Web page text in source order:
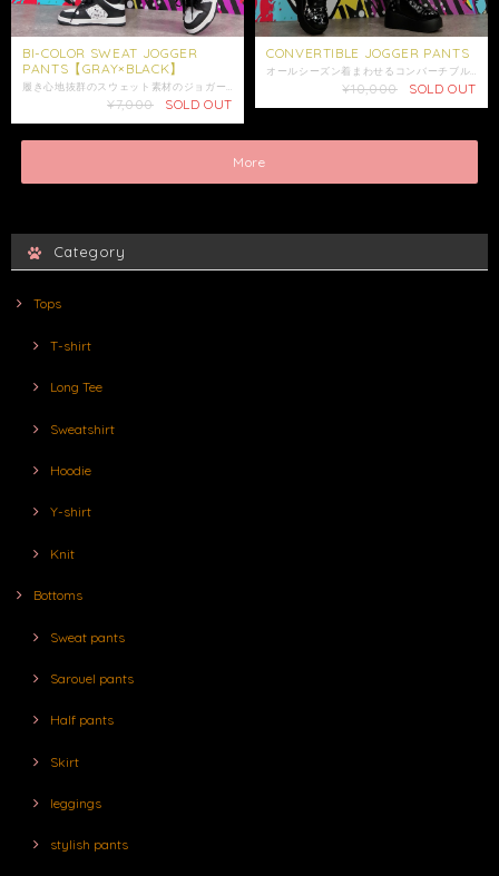
BI-COLOR SWEAT JOGGER
PANTS【GRAY×BLACK】
¥7,000 SOLD OUT
CONVERTIBLE JOGGER PANTS
¥10,000 SOLD OUT
More
Category
Tops
T-shirt
Long Tee
Sweatshirt
Hoodie
Y-shirt
Knit
Bottoms
Sweat pants
Sarouel pants
Half pants
Skirt
leggings
stylish pants